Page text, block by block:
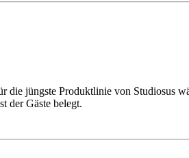
die jüngste Produktlinie von Studiosus
der Gäste belegt.